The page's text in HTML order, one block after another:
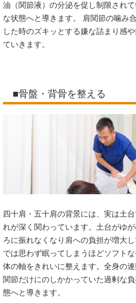
油（関節液）の分泌を促し制限され
な状態へと導きます。 肩関節の噛み
した時のズキッとする嫌な詰まり感
ていきます。
■骨盤・背骨を整える
四十肩・五十肩の背景には、実は土
れが深く関わっています。土台がゆ
ろに振れなくなり肩への負担が増大
では思わず眠ってしまうほどソフト
体の軸をきれいに整えます。全身の
関節だけにのしかかっていた過剰な
態へと導きます。